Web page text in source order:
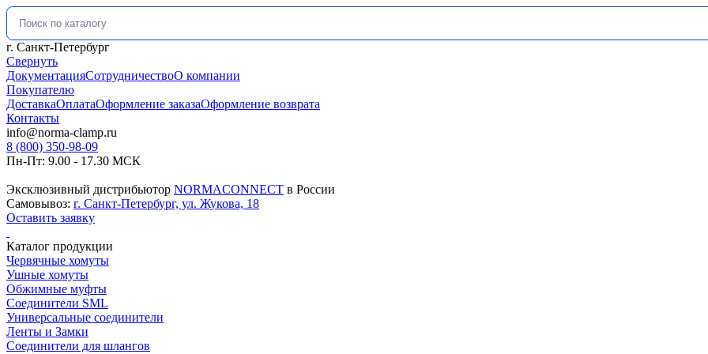
Искать:
г. Санкт-Петербург
Свернуть
ДокументацияСотрудничествоО компании
Покупателю
ДоставкаОплатаОформление заказаОформление возврата
Контакты
info@norma-clamp.ru
8 (800) 350-98-09
Пн-Пт: 9.00 - 17.30 МСК
Эксклюзивный дистрибьютор NORMACONNECT в России
Самовывоз: г. Санкт-Петербург, ул. Жукова, 18
Оставить заявку
Каталог продукции
Червячные хомуты
Ушные хомуты
Обжимные муфты
Соединители SML
Универсальные соединители
Ленты и Замки
Соединители для шлангов